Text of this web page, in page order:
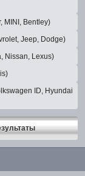
MINI, Bentley)
Jeep, Dodge)
Nissan, Lexus)
ID, Hyundai